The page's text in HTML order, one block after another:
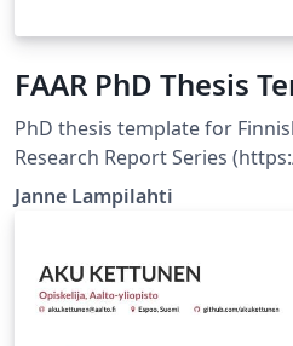
FAAR PhD Thesis
PhD thesis template for
Research Report Series
Janne Lampilahti